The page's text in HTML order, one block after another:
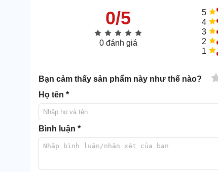
0/5
0 đánh giá
5
4
3
2
1
Bạn cảm thấy sản phẩm này như thế nào?
Họ tên *
Bình luận *